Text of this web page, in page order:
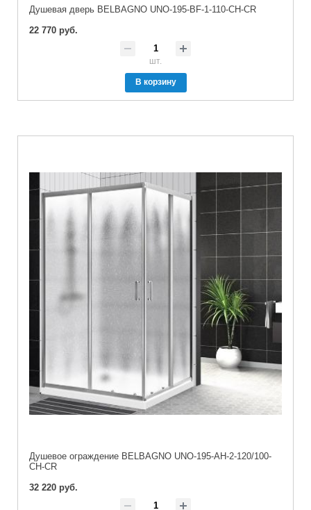
Душевая дверь BELBAGNO UNO-195-BF-1-110-CH-CR
22 770 руб.
шт.
В корзину
Душевое ограждение BELBAGNO UNO-195-AH-2-120/100-
CH-CR
32 220 руб.